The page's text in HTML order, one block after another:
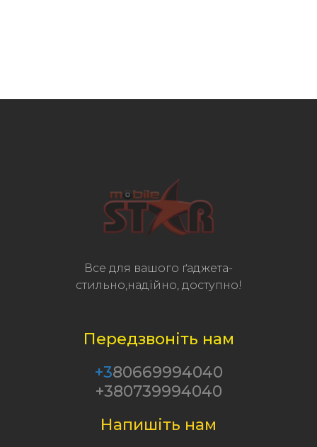
Все для вашого ґаджета-
стильно,надійно, доступно!
Передзвоніть нам
+380669994040
+380739994040
Напишіть нам